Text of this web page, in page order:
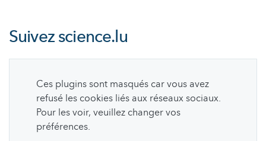
Suivezscience.lu
Ces plugins sont masqués car vous avez
refusé les cookies liés aux réseaux sociaux.
Pour les voir, veuillez changer vos
préférences.